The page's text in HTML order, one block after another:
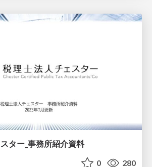
ター_事務所紹介資料
0 280